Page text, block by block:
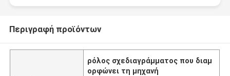
Περιγραφή προϊόντων
ρόλος σχεδιαγράμματος που διαμ
ορφώνει τη μηχανή